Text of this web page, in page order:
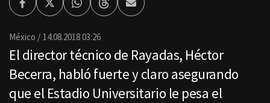
FacebookTwitterWhatsappThreadsEnviar
por
México 14.08.2018 03:26
El director técnico de Rayadas, Héctor
Becerra, habló fuerte y claro asegurando
que el Estadio Universitario le pesa el